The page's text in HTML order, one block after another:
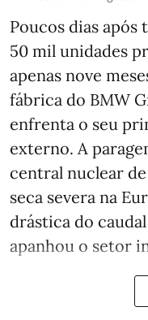
Poucos dias após
50 mil unidades
apenas nove
fábrica do BMW
enfrenta o seu
externo. A
central nuclear
seca severa na
drástica do
apanhou o setor